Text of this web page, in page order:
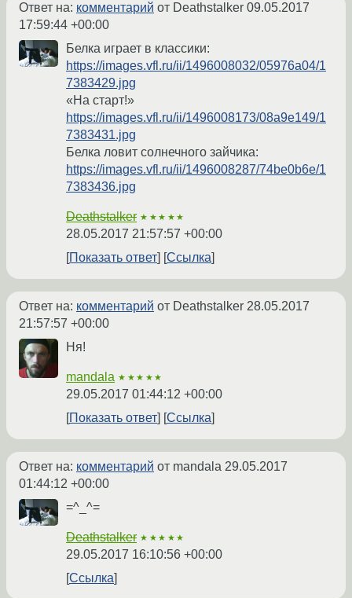
Ответ на: комментарий от Deathstalker 09.05.2017
17:59:44 +00:00
Белка играет в классики:
https://images.vfl.ru/ii/1496008032/05976a04/1
7383429.jpg
«На старт!»
https://images.vfl.ru/ii/1496008173/08a9e149/1
7383431.jpg
Белка ловит солнечного зайчика:
https://images.vfl.ru/ii/1496008287/74be0b6e/1
7383436.jpg
Deathstalker ★★★★★
28.05.2017 21:57:57 +00:00
Показать ответ
Ссылка
Ответ на: комментарий от Deathstalker 28.05.2017
21:57:57 +00:00
Ня!
mandala ★★★★★
29.05.2017 01:44:12 +00:00
Показать ответ
Ссылка
Ответ на: комментарий от mandala 29.05.2017
01:44:12 +00:00
=^_^=
Deathstalker ★★★★★
29.05.2017 16:10:56 +00:00
Ссылка